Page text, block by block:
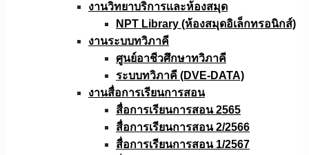
งานวิทยาบริการเเละห้องสมุด
NPT Library (ห้องสมุดอิเล็กทรอนิกส์)
งานระบบทวิภาคี
ศูนย์อาชีวศึกษาทวิภาคี
ระบบทวิภาคี (DVE-DATA)
งานสื่อการเรียนการสอน
สื่อการเรียนการสอน 2565
สื่อการเรียนการสอน 2/2566
สื่อการเรียนการสอน 1/2567